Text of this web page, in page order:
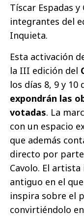
Tíscar Espadas
integrantes del
Inquieta.
Esta activación
la III edición del
los días 8, 9 y
expondrán las
votadas. La
con un espacio
que además
directo por
Cavolo. El
antiguo en el
inspira sobre el
convirtiéndolo